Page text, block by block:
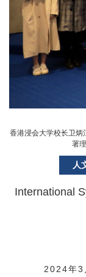
香港浸会大学校长卫炳
署
人
International
2024年3